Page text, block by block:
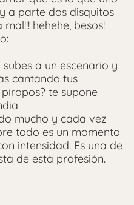
a parte dos disquitos
hehehe, besos!
a un escenario y
cantando tus
te supone
mucho y cada vez
todo es un momento
intensidad. Es una de
de esta profesión.